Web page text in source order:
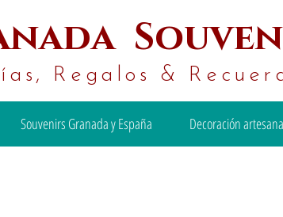
Regalos &
Souvenirs Granada y España Decoración